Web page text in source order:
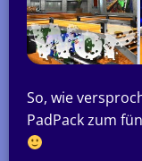
So, wie
PadPack zum